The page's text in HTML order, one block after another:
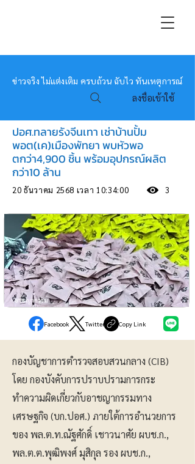
หมอข่าว
ข่าวจริง ไม่แต่งเติม ครบถ้วน ฉับไว ทันเหตุการณ์
ลงชื่อเข้าใช้
ปอศ.ทลายรังจีนเทา เช่าบ้านปั้ม
พอต(เค)เมืองพัทยา พบหัวพอ
ตกว่า4,900 ชิ้น พร้อมอุปกรณ์ผลิต
กว่า10 ล้าน
20 ธันวาคม 2568 เวลา 10:34:00 3
อาชญากรรม
Facebook Twitter Copy Link
กองบัญชาการตำรวจสอบสวนกลาง (CIB)
โดย กองบังคับการปราบปรามการกระ
ทำความผิดเกี่ยวกับอาชญากรรมทาง
เศรษฐกิจ (บก.ปอศ.) ภายใต้การอำนวยการ
ของ พล.ต.ท.ณัฐศักดิ์ เชาวนาศัย ผบช.ก.,
พล.ต.ต.พุฒิพงศ์ มุสิกุล รอง ผบช.ก.,